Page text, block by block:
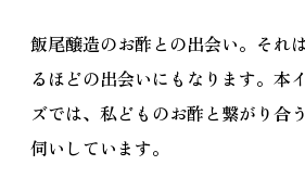
飯尾醸造のお酢との出会い。それ
るほどの出会いにもなります。本
ズでは、私どものお酢と繋がり合
伺いしています。